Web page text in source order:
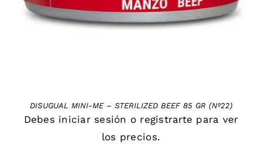
DISUGUAL MINI-ME – STERILIZED BEEF 85 GR (Nº22)
Debes iniciar sesión o registrarte para ver
los precios.